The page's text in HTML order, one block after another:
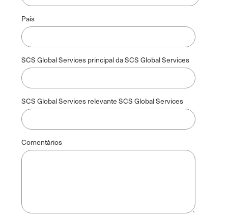
País
SCS Global Services principal da SCS Global Services
SCS Global Services relevante SCS Global Services
Comentários